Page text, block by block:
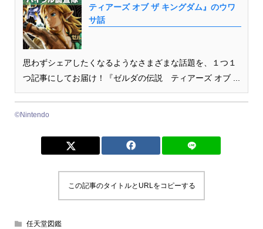
ティアーズ オブ ザ キングダム』のウワ
サ話
思わずシェアしたくなるようなさまざまな話題を、１つ１
つ記事にしてお届け！『ゼルダの伝説 ティアーズ オブ ...
©Nintendo
この記事のタイトルとURLをコピーする
任天堂図鑑